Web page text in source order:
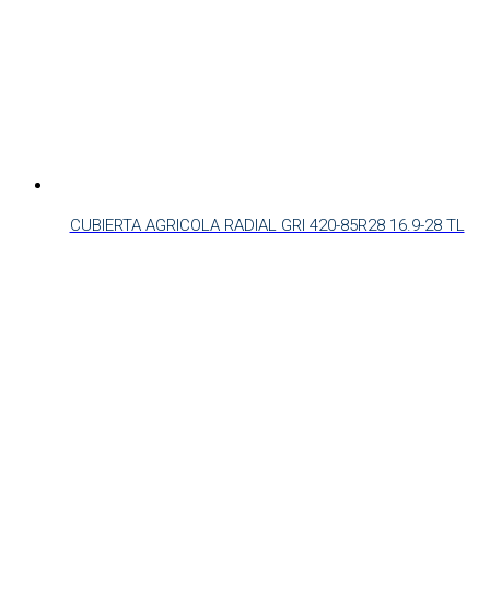
CUBIERTA AGRICOLA RADIAL GRI 420-85R28 16.9-28 TL